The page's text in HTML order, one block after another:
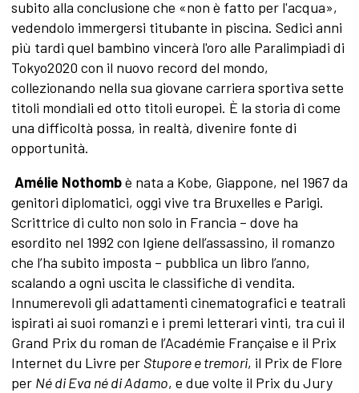
subito alla conclusione che «non è fatto per l'acqua»,
vedendolo immergersi titubante in piscina. Sedici anni
più tardi quel bambino vincerà l'oro alle Paralimpiadi di
Tokyo2020 con il nuovo record del mondo,
collezionando nella sua giovane carriera sportiva sette
titoli mondiali ed otto titoli europei. È la storia di come
una difficoltà possa, in realtà, divenire fonte di
opportunità.
Amélie Nothombè nata a Kobe, Giappone, nel 1967 da
genitori diplomatici, oggi vive tra Bruxelles e Parigi.
Scrittrice di culto non solo in Francia – dove ha
esordito nel 1992 con Igiene dell’assassino, il romanzo
che l’ha subito imposta – pubblica un libro l’anno,
scalando a ogni uscita le classifiche di vendita.
Innumerevoli gli adattamenti cinematografici e teatrali
ispirati ai suoi romanzi e i premi letterari vinti, tra cui il
Grand Prix du roman de l’Académie Française e il Prix
Internet du Livre per Stupore e tremori, il Prix de Flore
per Né di Eva né di Adamo, e due volte il Prix du Jury